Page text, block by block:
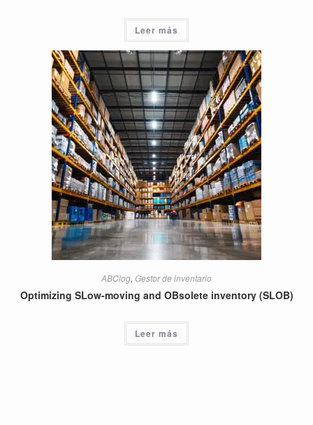
Leer más
ABClog, Gestor de inventario
Optimizing SLow-moving and OBsolete inventory (SLOB)
Leer más